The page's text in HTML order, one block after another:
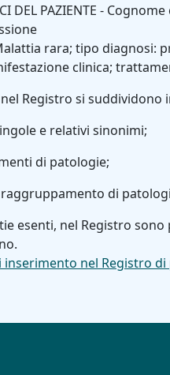
DEL PAZIENTE -
rara; tipo
clinica;
Registro si suddividono
e relativi sinonimi;
di patologie;
di
esenti, nel Registro
nel Registro